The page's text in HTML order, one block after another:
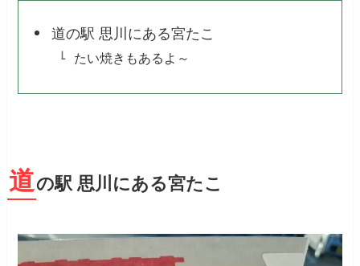
道の駅 思川にある宮たこ
たい焼きもあるよ～
道の駅 思川にある宮たこ